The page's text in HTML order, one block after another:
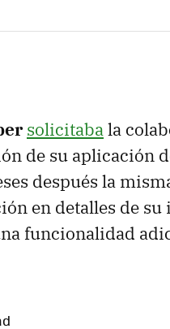
solicitabala
de su aplicación
después la
en detalles de su
funcionalidad